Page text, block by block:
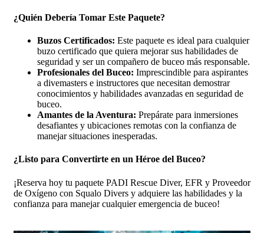
¿Quién Debería Tomar Este Paquete?
Buzos Certificados: Este paquete es ideal para cualquier
buzo certificado que quiera mejorar sus habilidades de
seguridad y ser un compañero de buceo más responsable.
Profesionales del Buceo: Imprescindible para aspirantes
a divemasters e instructores que necesitan demostrar
conocimientos y habilidades avanzadas en seguridad de
buceo.
Amantes de la Aventura: Prepárate para inmersiones
desafiantes y ubicaciones remotas con la confianza de
manejar situaciones inesperadas.
¿Listo para Convertirte en un Héroe del Buceo?
¡Reserva hoy tu paquete PADI Rescue Diver, EFR y Proveedor
de Oxígeno con Squalo Divers y adquiere las habilidades y la
confianza para manejar cualquier emergencia de buceo!